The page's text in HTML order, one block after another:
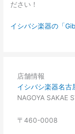
ださい！
イシバシ楽器の「
店舗情報
イシバシ楽器名古
NAGOYA SAKAE
〒460-0008